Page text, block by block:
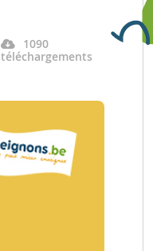
1090
téléchargements